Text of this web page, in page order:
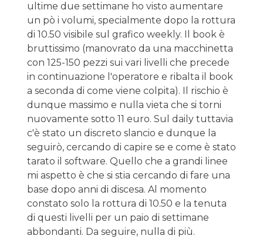
ultime due settimane ho visto aumentare
un pò i volumi, specialmente dopo la rottura
di 10.50 visibile sul grafico weekly. Il book è
bruttissimo (manovrato da una macchinetta
con 125-150 pezzi sui vari livelli che precede
in continuazione l'operatore e ribalta il book
a seconda di come viene colpita). Il rischio è
dunque massimo e nulla vieta che si torni
nuovamente sotto 11 euro. Sul daily tuttavia
c'è stato un discreto slancio e dunque la
seguirò, cercando di capire se e come è stato
tarato il software. Quello che a grandi linee
mi aspetto è che si stia cercando di fare una
base dopo anni di discesa. Al momento
constato solo la rottura di 10.50 e la tenuta
di questi livelli per un paio di settimane
abbondanti. Da seguire, nulla di più.